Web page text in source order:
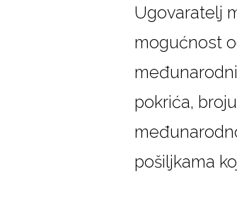
Ugovaratelj
mogućnost
pokrića,
pošiljkama